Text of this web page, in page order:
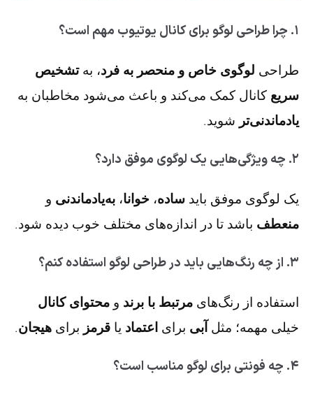
۱. چرا طراحی لوگو برای کانال یوتیوب مهم است؟
طراحی لوگوی خاص و منحصر به فرد، بهتشخیص
سریع کانال کمک می‌کند و باعث می‌شود مخاطبان به
یادماندنی‌تر شوید.
۲. چه ویژگی‌هایی یک لوگوی موفق دارد؟
یک لوگوی موفق باید ساده، خوانا، به‌یادماندنی و
منعطف باشد تا در اندازه‌های مختلف خوب دیده شود.
۳. از چه رنگ‌هایی باید در طراحی لوگو استفاده کنم؟
استفاده از رنگ‌های مرتبط با برند و محتوای کانال
خیلی مهمه؛ مثل آبی برای اعتماد یا قرمز برای هیجان.
۴. چه فونتی برای لوگو مناسب است؟